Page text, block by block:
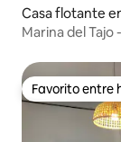
Casa flotante
Marina del
Favorito entre
Favorito entre